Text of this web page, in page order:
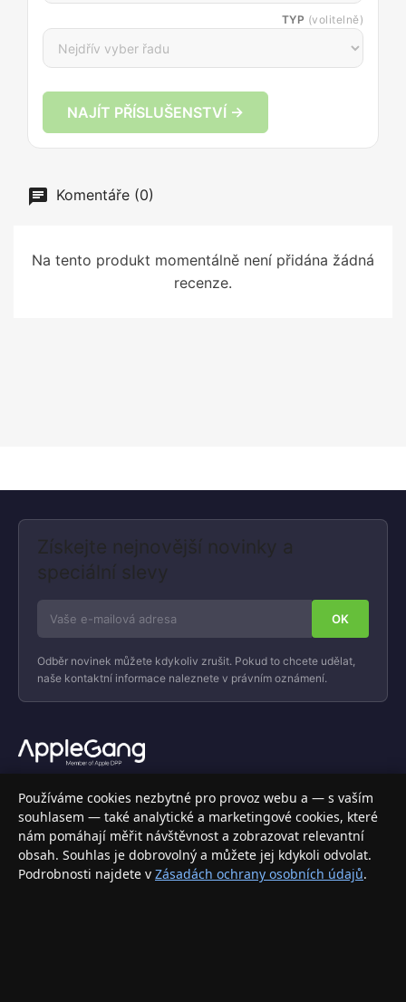
TYP (volitelně)
NAJÍT PŘÍSLUŠENSTVÍ →
Komentáře (0)
Na tento produkt momentálně není přidána žádná
recenze.
Získejte nejnovější novinky a
speciální slevy
Odběr novinek můžete kdykoliv zrušit. Pokud to chcete udělat,
naše kontaktní informace naleznete v právním oznámení.
Váš specializovaný obchod s Apple produkty, příslušenstvím a
elektronikou. Nakupujte bezpečně a s jistotou.
INFORMACE
Doprava a doručení
Používáme cookies nezbytné pro provoz webu a — s vaším
souhlasem — také analytické a marketingové cookies, které
nám pomáhají měřit návštěvnost a zobrazovat relevantní
obsah. Souhlas je dobrovolný a můžete jej kdykoli odvolat.
Podrobnosti najdete v Zásadách ochrany osobních údajů.